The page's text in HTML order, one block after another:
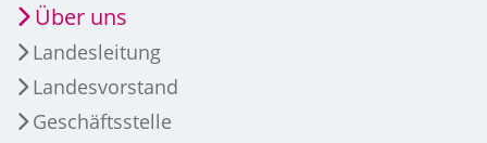
Über uns
Landesleitung
Landesvorstand
Geschäftsstelle